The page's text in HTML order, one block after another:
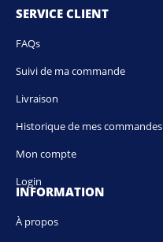
SERVICE CLIENT
FAQs
Suivi de ma commande
Livraison
Historique de mes commandes
Mon compte
Login
INFORMATION
À propos